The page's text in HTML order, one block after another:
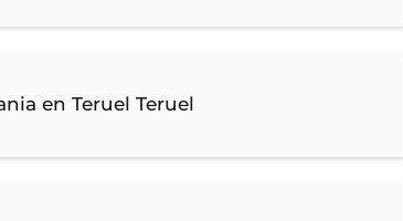
en Teruel Teruel